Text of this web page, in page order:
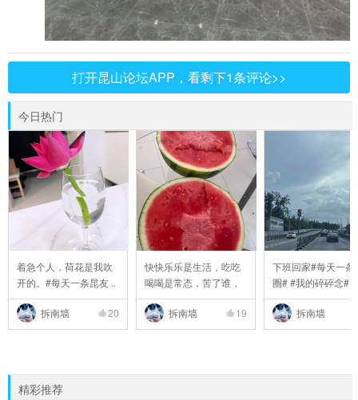
打开昆山论坛APP，看剩下1条评论>>
今日热门
着急个人，荷花是我吹
开的。#每天一条昆友 ..
拆南墙 20
快快乐乐是生活，吃吃
喝喝是常态，苦了谁，
..
拆南墙
19
下班回家#每天一条
圈# #我的碎碎念#
拆南墙
精彩推荐